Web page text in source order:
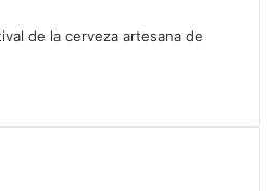
de la cerveza artesana de